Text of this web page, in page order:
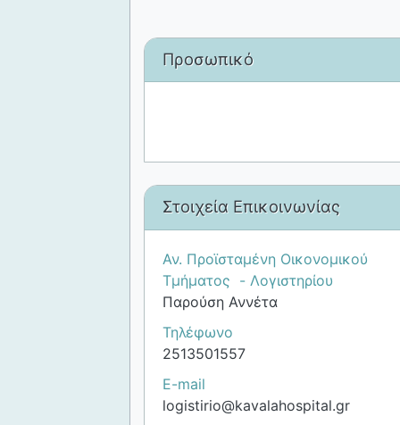
Προσωπικό
Στοιχεία Επικοινωνίας
Αν. Προϊσταμένη Οικονομικού
Τμήματος - Λογιστηρίου
Παρούση Αννέτα
Τηλέφωνο
2513501557
E-mail
logistirio@kavalahospital.gr